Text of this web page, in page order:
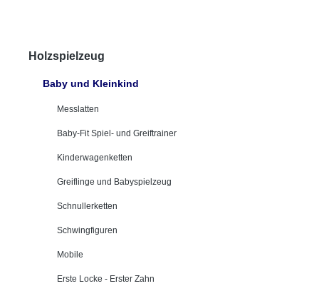
Holzspielzeug
Baby und Kleinkind
Messlatten
Baby-Fit Spiel- und Greiftrainer
Kinderwagenketten
Greiflinge und Babyspielzeug
Schnullerketten
Schwingfiguren
Mobile
Erste Locke - Erster Zahn